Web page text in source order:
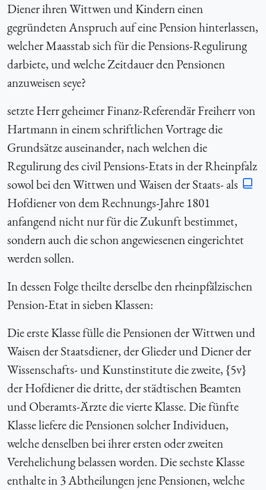
Diener ihren Wittwen und Kindern einen
gegründeten Anspruch auf eine Pension hinterlassen,
welcher Maasstab sich für die Pensions-Regulirung
darbiete, und welche Zeitdauer den Pensionen
anzuweisen seye?
setzte Herr geheimer Finanz-Referendär Freiherr von
Hartmann in einem schriftlichen Vortrage die
Grundsätze auseinander, nach welchen die
Regulirung des civil Pensions-Etats in der Rheinpfalz
sowol bei den Wittwen und Waisen der Staats- als
Hofdiener von dem Rechnungs-Jahre 1801
anfangend nicht nur für die Zukunft bestimmet,
sondern auch die schon angewiesenen eingerichtet
werden sollen.
In dessen Folge theilte derselbe den rheinpfälzischen
Pension-Etat in sieben Klassen:
Die erste Klasse fülle die Pensionen der Wittwen und
Waisen der Staatsdiener, der Glieder und Diener der
Wissenschafts- und Kunstinstitute die zweite, {5v}
der Hofdiener die dritte, der städtischen Beamten
und Oberamts-Ärzte die vierte Klasse. Die fünfte
Klasse liefere die Pensionen solcher Individuen,
welche denselben bei ihrer ersten oder zweiten
Verehelichung belassen worden. Die sechste Klasse
enthalte in 3 Abtheilungen jene Pensionen, welche